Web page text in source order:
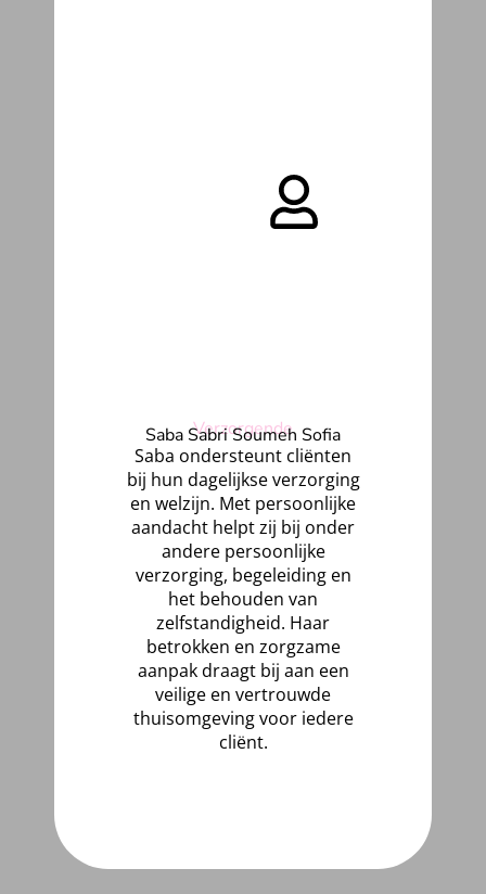
Verzorgende
Saba Sabri Soumeh Sofia
Saba ondersteunt cliënten
bij hun dagelijkse verzorging
en welzijn. Met persoonlijke
aandacht helpt zij bij onder
andere persoonlijke
verzorging, begeleiding en
het behouden van
zelfstandigheid. Haar
betrokken en zorgzame
aanpak draagt bij aan een
veilige en vertrouwde
thuisomgeving voor iedere
cliënt.